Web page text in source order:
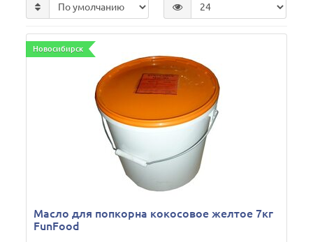
Новосибирск
Масло для попкорна кокосовое желтое 7кг
FunFood